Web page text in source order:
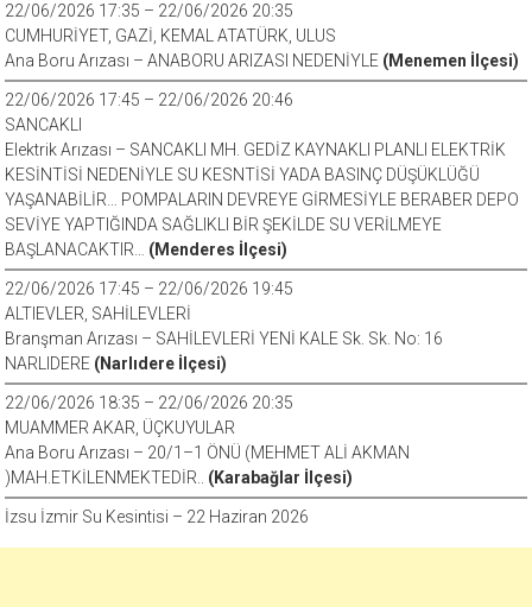
22/06/2026 17:35 – 22/06/2026 20:35
CUMHURİYET, GAZİ, KEMAL ATATÜRK, ULUS
Ana Boru Arızası – ANABORU ARIZASI NEDENİYLE (Menemen İlçesi)
22/06/2026 17:45 – 22/06/2026 20:46
SANCAKLI
Elektrik Arızası – SANCAKLI MH. GEDİZ KAYNAKLI PLANLI ELEKTRİK
KESİNTİSİ NEDENİYLE SU KESNTİSİ YADA BASINÇ DÜŞÜKLÜĞÜ
YAŞANABİLİR… POMPALARIN DEVREYE GİRMESİYLE BERABER DEPO
SEVİYE YAPTIĞINDA SAĞLIKLI BİR ŞEKİLDE SU VERİLMEYE
BAŞLANACAKTIR… (Menderes İlçesi)
22/06/2026 17:45 – 22/06/2026 19:45
ALTIEVLER, SAHİLEVLERİ
Branşman Arızası – SAHİLEVLERİ YENİ KALE Sk. Sk. No: 16
NARLIDERE (Narlıdere İlçesi)
22/06/2026 18:35 – 22/06/2026 20:35
MUAMMER AKAR, ÜÇKUYULAR
Ana Boru Arızası – 20/1–1 ÖNÜ (MEHMET ALİ AKMAN
)MAH.ETKİLENMEKTEDİR.. (Karabağlar İlçesi)
İzsu İzmir Su Kesintisi – 22 Haziran 2026